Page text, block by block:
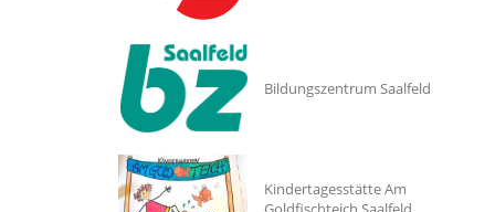
Bildungszentrum Saalfeld
Kindertagesstätte Am